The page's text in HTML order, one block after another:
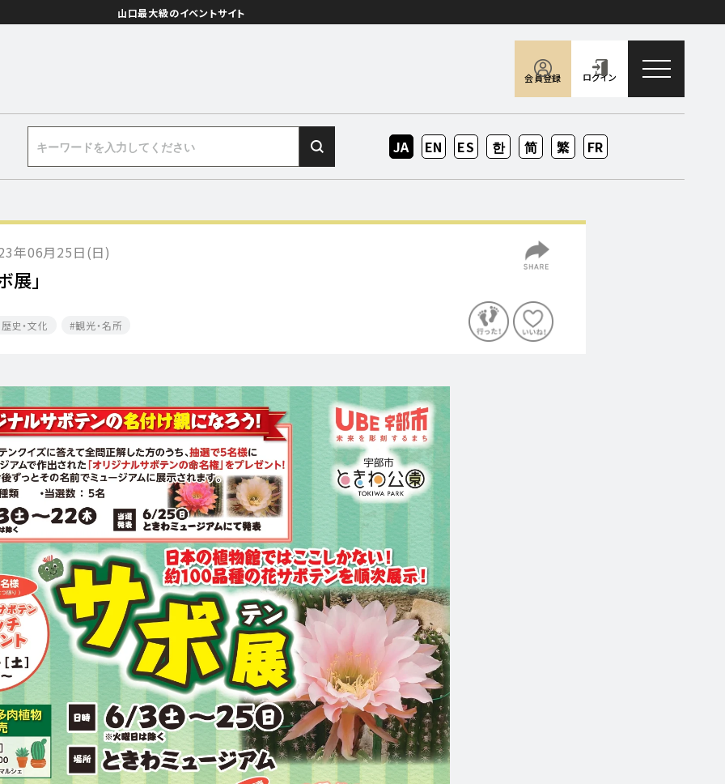
山口最大級のイベントサイト
会員登録 ログイン toggle
ZH-
ZH-
EN FR
JA KO
ES
年06月25日(日)
展」
歴史・文化 観光・名所